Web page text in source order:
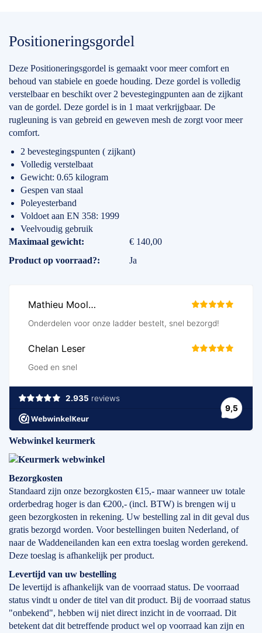
Positioneringsgordel
Deze Positioneringsgordel is gemaakt voor meer comfort en
behoud van stabiele en goede houding. Deze gordel is volledig
verstelbaar en beschikt over 2 bevestegingpunten aan de zijkant
van de gordel. Deze gordel is in 1 maat verkrijgbaar. De
rugleuning is van gebreid en geweven mesh de zorgt voor meer
comfort.
2 bevestegingspunten ( zijkant)
Volledig verstelbaat
Gewicht: 0.65 kilogram
Gespen van staal
Poleyesterband
Voldoet aan EN 358: 1999
Veelvoudig gebruik
Specificaties
Maximaal gewicht
€ 140,00
Product op voorraad?
Ja
Webwinkel keurmerk
Bezorgkosten
Standaard zijn onze bezorgkosten €15,- maar wanneer uw totale
orderbedrag hoger is dan €200,- (incl. BTW) is brengen wij u
geen bezorgkosten in rekening. Uw bestelling zal in dit geval dus
gratis bezorgd worden. Voor bestellingen buiten Nederland, of
naar de Waddeneilanden kan een extra toeslag worden gerekend.
Deze toeslag is afhankelijk per product.
Levertijd van uw bestelling
De levertijd is afhankelijk van de voorraad status. De voorraad
status vindt u onder de titel van dit product. Bij de voorraad status
"onbekend", hebben wij niet direct inzicht in de voorraad. Dit
betekent dat dit betreffende product wel op voorraad kan zijn en